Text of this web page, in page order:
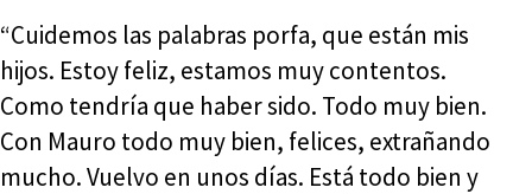
“Cuidemos las palabras porfa, que están mis
hijos. Estoy feliz, estamos muy contentos.
Como tendría que haber sido. Todo muy bien.
Con Mauro todo muy bien, felices, extrañando
mucho. Vuelvo en unos días. Está todo bien y